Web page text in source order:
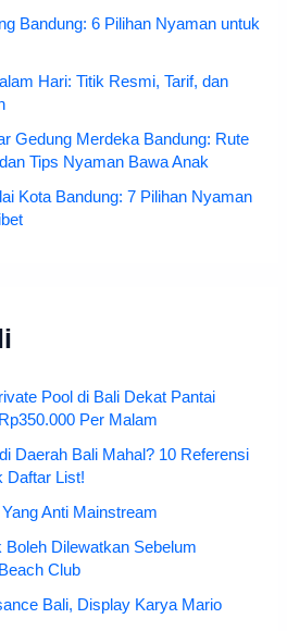
Bandung: 6 Pilihan Nyaman untuk
Hari: Titik Resmi, Tarif, dan
Gedung Merdeka Bandung: Rute
Tips Nyaman Bawa Anak
Kota Bandung: 7 Pilihan Nyaman
Pool di Bali Dekat Pantai
Per Malam
Daerah Bali Mahal? 10 Referensi
Daftar List!
Anti Mainstream
Boleh Dilewatkan Sebelum
Club
Bali, Display Karya Mario